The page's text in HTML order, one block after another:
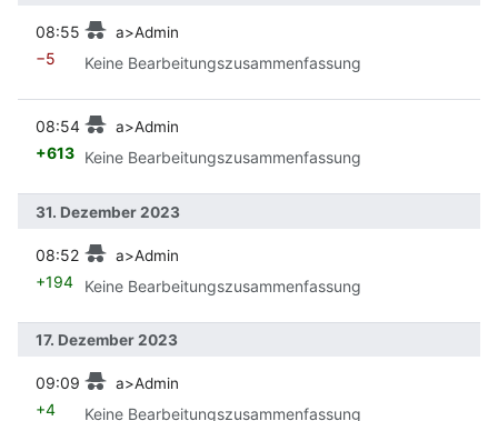
08:55 a>Admin
−5 Keine Bearbeitungszusammenfassung
08:54 a>Admin
+613 Keine Bearbeitungszusammenfassung
31. Dezember 2023
08:52 a>Admin
+194 Keine Bearbeitungszusammenfassung
17. Dezember 2023
09:09 a>Admin
+4 Keine Bearbeitungszusammenfassung